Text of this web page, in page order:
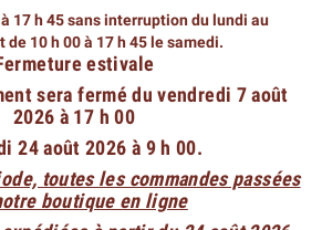
17 h 45 sans interruption du lundi au
de 10 h 00 à 17 h 45 le samedi.
estivale
sera fermé du vendredi 7 août
2026 à 17 h 00
24 août 2026 à 9 h 00.
toutes les commandes passées
boutique en ligne